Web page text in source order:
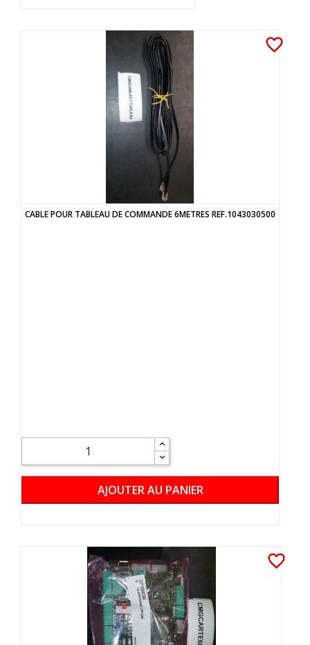
favorite_border
CABLE POUR TABLEAU DE COMMANDE 6METRES REF.1043030500
AJOUTER AU PANIER
favorite_border